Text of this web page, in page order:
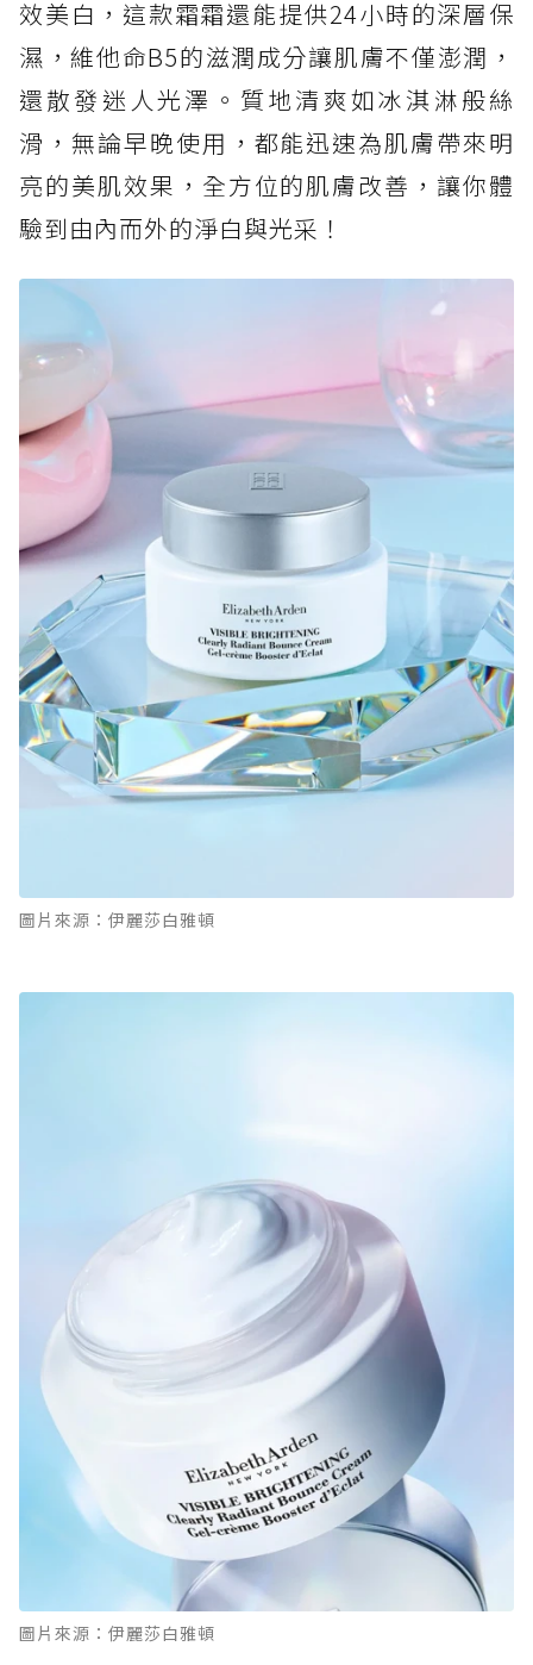
效美白，這款霜霜還能提供24小時的深層保
濕，維他命B5的滋潤成分讓肌膚不僅澎潤，
還散發迷人光澤。質地清爽如冰淇淋般絲
滑，無論早晚使用，都能迅速為肌膚帶來明
亮的美肌效果，全方位的肌膚改善，讓你體
驗到由內而外的淨白與光采！
圖片來源：伊麗莎白雅頓
圖片來源：伊麗莎白雅頓